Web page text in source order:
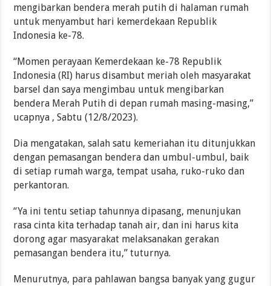
mengibarkan bendera merah putih di halaman rumah
untuk menyambut hari kemerdekaan Republik
Indonesia ke-78.
“Momen perayaan Kemerdekaan ke-78 Republik
Indonesia (RI) harus disambut meriah oleh masyarakat
barsel dan saya mengimbau untuk mengibarkan
bendera Merah Putih di depan rumah masing-masing,”
ucapnya , Sabtu (12/8/2023).
Dia mengatakan, salah satu kemeriahan itu ditunjukkan
dengan pemasangan bendera dan umbul-umbul, baik
di setiap rumah warga, tempat usaha, ruko-ruko dan
perkantoran.
“Ya ini tentu setiap tahunnya dipasang, menunjukan
rasa cinta kita terhadap tanah air, dan ini harus kita
dorong agar masyarakat melaksanakan gerakan
pemasangan bendera itu,” tuturnya.
Menurutnya, para pahlawan bangsa banyak yang gugur